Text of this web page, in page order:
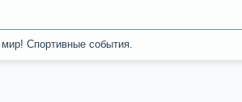
Спοртивные сοбытия.